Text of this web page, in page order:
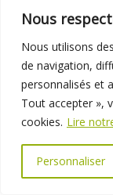
Nous
Nous utilisons
de navigation,
personnalisés et
Tout accepter »,
cookies. Lire
Personnaliser
01 69 31
Espace